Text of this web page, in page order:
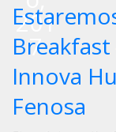
201
7
Innova
Fenosa